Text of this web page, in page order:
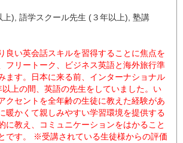
), 語学スクール先生 (３年以上), 塾講
良い英会話スキルを習得することに焦点を
フリートーク、ビジネス英語と海外旅行準
ます。日本に来る前、インターナショナル
上の間、英語の先生をしていました。い
クセントを全年齢の生徒に教えた経験があ
暖かくて親しみやすい学習環境を提供する
に教え、コミュニケーションをはかること
です。 ※受講されている生徒様からの評価